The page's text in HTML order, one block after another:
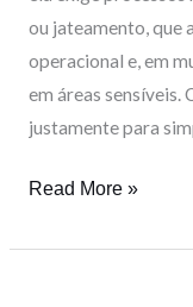
ou jateamento, que
operacional e, em
em áreas sensíveis.
justamente para
Read More »